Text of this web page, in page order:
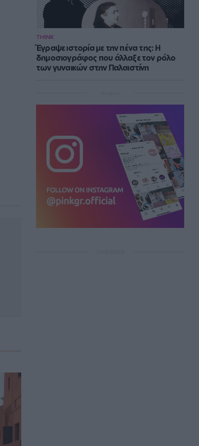
THINK
Έγραψε ιστορία με την πένα της: Η
δημοσιογράφος που άλλαξε τον ρόλο
των γυναικών στην Παλαιστίνη